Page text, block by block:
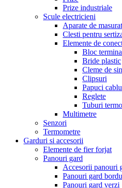
Prize industriale
Scule electricieni
Aparate de
Clesti pentru
Elemente de
Bloc
Bride plastic
Cleme de
Clipsuri
Papuci
Reglete
Tuburi
Multimetre
Senzori
Termometre
Garduri si accesorii
Elemente de fier forjat
Panouri gard
Accesorii panouri
Panouri gard
Panouri gard verzi